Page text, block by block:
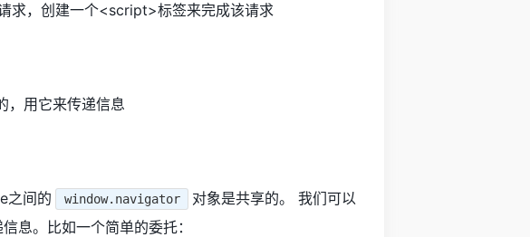
求，创建一个<script>标签来完成该请求
，用它来传递信息
之间的 window.navigator
对象是共享的。 我们可以
息。比如一个简单的委托：